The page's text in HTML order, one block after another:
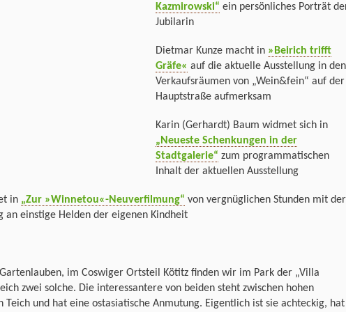
Kazmirowski“ ein persönliches Porträt
Jubilarin
Dietmar Kunze macht in »Beirich trifft
Gräfe« auf die aktuelle Ausstellung in den
Verkaufsräumen von „Wein&fein“ auf der
Hauptstraße aufmerksam
Karin (Gerhardt) Baum widmet sich in
„Neueste Schenkungen in der
Stadtgalerie“ zum programmatischen
Inhalt der aktuellen Ausstellung
in „Zur »Winnetou«-Neuverfilmung“ von vergnüglichen Stunden mit der
an einstige Helden der eigenen Kindheit
im Coswiger Ortsteil Kötitz finden wir im Park der „Villa
zwei solche. Die interessantere von beiden steht zwischen hohen
Teich und hat eine ostasiatische Anmutung. Eigentlich ist sie achteckig, hat